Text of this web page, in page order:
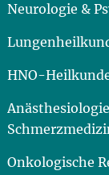
Neurologie &
HNO-
Onkologische